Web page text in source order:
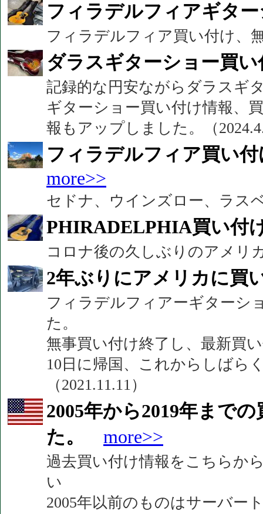
フィラデルフィアギタ
フィラデルフィア買い付け、
ダラスギターショー買
記録的な円安ながらダラスギ
ギターショー買い付け情報、
報もアップしました。（
フィラデルフィア買い
more>>
セドナ、ウインズロー、ラス
PHIRADELPHIA買い付
コロナ後の久しぶりのアメリ
2年ぶりにアメリカに買
フィラデルフィアーギターシ
た。
無事買い付け終了し、最新買
10日に帰国、これからしばら
（2021.11.11）
2005年から2019年まで
た。
more>>
過去買い付け情報をこちらか
い
2005年以前のものはサーバー